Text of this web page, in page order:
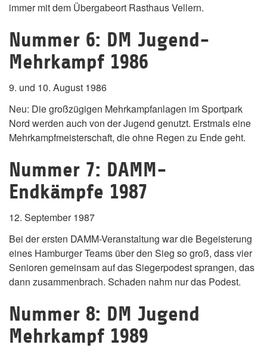
immer mit dem Übergabeort Rasthaus Vellern.
Nummer 6: DM Jugend-
Mehrkampf 1986
9. und 10. August 1986
Neu: Die großzügigen Mehrkampfanlagen im Sportpark
Nord werden auch von der Jugend genutzt. Erstmals eine
Mehrkampfmeisterschaft, die ohne Regen zu Ende geht.
Nummer 7: DAMM-
Endkämpfe 1987
12. September 1987
Bei der ersten DAMM-Veranstaltung war die Begeisterung
eines Hamburger Teams über den Sieg so groß, dass vier
Senioren gemeinsam auf das Siegerpodest sprangen, das
dann zusammenbrach. Schaden nahm nur das Podest.
Nummer 8: DM Jugend
Mehrkampf 1989